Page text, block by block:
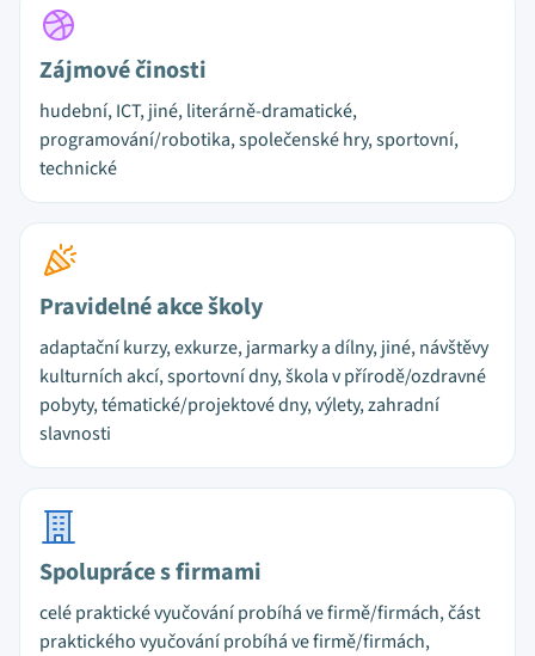
Zájmové činosti
hudební, ICT, jiné, literárně-dramatické,
programování/robotika, společenské hry, sportovní,
technické
Pravidelné akce školy
adaptační kurzy, exkurze, jarmarky a dílny, jiné, návštěvy
kulturních akcí, sportovní dny, škola v přírodě/ozdravné
pobyty, tématické/projektové dny, výlety, zahradní
slavnosti
Spolupráce s firmami
celé praktické vyučování probíhá ve firmě/firmách, část
praktického vyučování probíhá ve firmě/firmách,